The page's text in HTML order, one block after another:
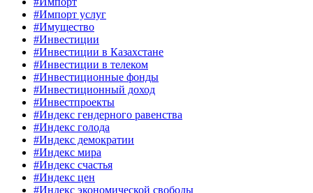
#Импорт услуг
#Имущество
#Инвестиции
#Инвестиции в Казахстане
#Инвестиции в телеком
#Инвестиционные фонды
#Инвестиционный доход
#Инвестпроекты
#Индекс гендерного равенства
#Индекс голода
#Индекс демократии
#Индекс мира
#Индекс счастья
#Индекс цен
#Индекс экономической свободы